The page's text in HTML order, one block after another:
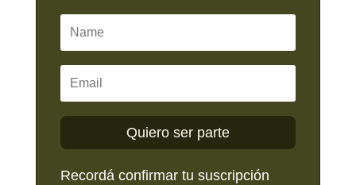
Quiero ser parte
Recordá confirmar tu suscripción